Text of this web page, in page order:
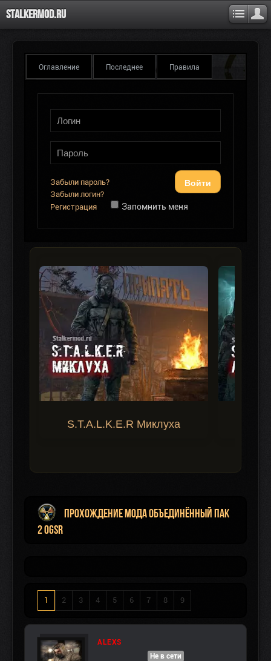
Stalkermod.ru
Оглавление Последнее Правила
Войти
Забыли пароль?
Забыли логин?
Регистрация
Запомнить меня
S.T.A.L.K.E.R Миклуха
Прохождение мода Объединённый Пак
2 OGSR
1 2 3 4 5 6 7 8 9
ALEXS
Не в сети